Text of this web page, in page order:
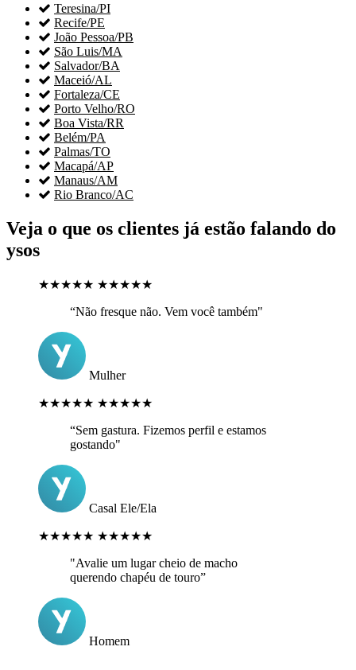
 Teresina/PI
 Recife/PE
 João Pessoa/PB
 São Luis/MA
 Salvador/BA
 Maceió/AL
 Fortaleza/CE
 Porto Velho/RO
 Boa Vista/RR
 Belém/PA
 Palmas/TO
 Macapá/AP
 Manaus/AM
 Rio Branco/AC
Veja o que os clientes já estão falando do
ysos
★★★★★ ★★★★★
“Não fresque não. Vem você também"
Mulher
★★★★★ ★★★★★
“Sem gastura. Fizemos perfil e estamos
gostando"
Casal Ele/Ela
★★★★★ ★★★★★
"Avalie um lugar cheio de macho
querendo chapéu de touro”
Homem